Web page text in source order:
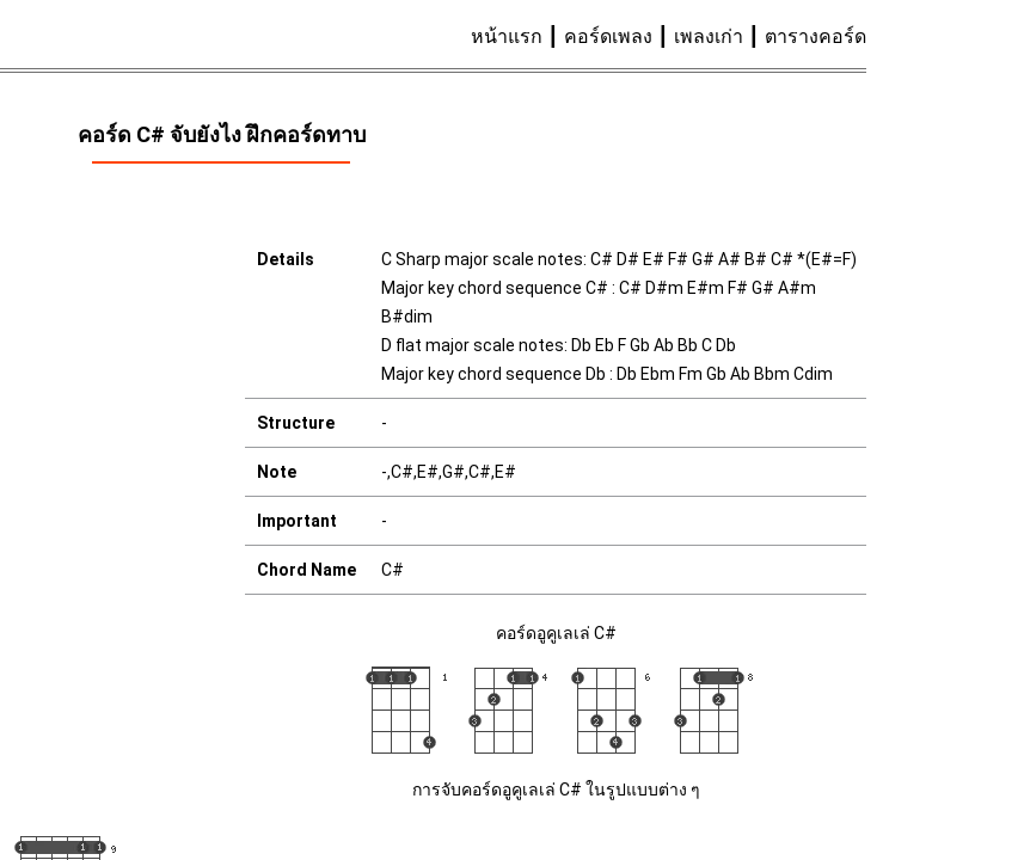
หน้าแรก คอร์ดเพลง เพลงเก่า ตารางคอร์ด
คอร์ด C# จับยังไง ฝึกคอร์ดทาบ
Details
C Sharp major scale notes: C# D# E# F# G# A# B# C# *(E#=F)
Major key chord sequence C# : C# D#m E#m F# G# A#m
B#dim
D flat major scale notes: Db Eb F Gb Ab Bb C Db
Major key chord sequence Db : Db Ebm Fm Gb Ab Bbm Cdim
Structure -
Note -,C#,E#,G#,C#,E#
Important -
Chord Name C#
คอร์ดอูคูเลเล่ C#
การจับคอร์ดอูคูเลเล่ C# ในรูปแบบต่าง ๆ